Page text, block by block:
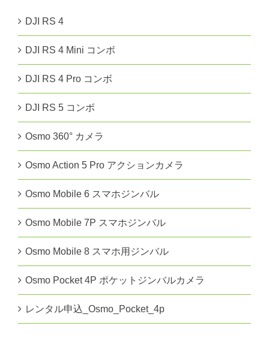
DJI RS 4
DJI RS 4 Mini コンボ
DJI RS 4 Pro コンボ
DJI RS 5 コンボ
Osmo 360° カメラ
Osmo Action 5 Pro アクションカメラ
Osmo Mobile 6 スマホジンバル
Osmo Mobile 7P スマホジンバル
Osmo Mobile 8 スマホ用ジンバル
Osmo Pocket 4P ポケットジンバルカメラ
レンタル申込_Osmo_Pocket_4p